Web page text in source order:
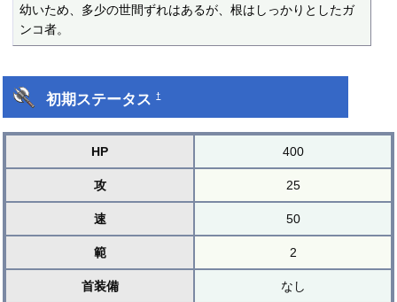
幼いため、多少の世間ずれはあるが、根はしっかりとしたガ
ンコ者。
初期ステータス†
HP 400
攻 25
速 50
範 2
首装備 なし